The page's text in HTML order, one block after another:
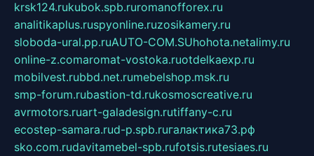
krsk124.rukubok.spb.ruromanofforex.ru
analitikaplus.ruspyonline.ruzosikamery.ru
sloboda-ural.pp.ruAUTO-COM.SUhohota.netalimy.ru
online-z.comaromat-vostoka.ruotdelkaexp.ru
mobilvest.rubbd.net.rumebelshop.msk.ru
smp-forum.rubastion-td.rukosmoscreative.ru
avrmotors.ruart-galadesign.rutiffany-c.ru
ecostep-samara.rud-p.spb.ruгалактика73.рф
sko.com.rudavitamebel-spb.rufotsis.rutesiaes.ru